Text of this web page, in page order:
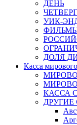
ДЕНЬ
ЧЕТВЕРГ
УИК-
ДОЛЯ
Касса
КАССА
ДРУГИЕ